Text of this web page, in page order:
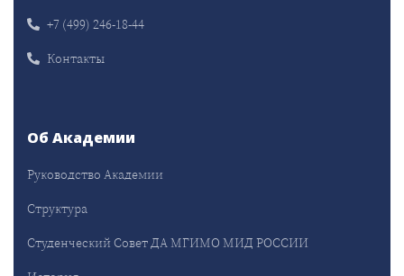
+7 (499) 246-18-44
Контакты
Об Академии
Руководство Академии
Структура
Студенческий Совет ДА МГИМО МИД РОССИИ